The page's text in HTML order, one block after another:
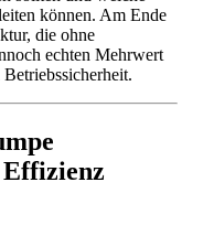
können. Am Ende
die ohne
echten Mehrwert